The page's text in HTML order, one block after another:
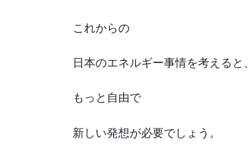
これからの
日本のエネルギー事情を考えると、
もっと自由で
新しい発想が必要でしょう。